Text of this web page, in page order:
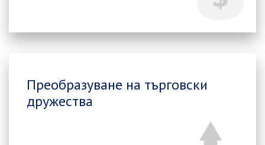
Преобразуване на търговски
дружества